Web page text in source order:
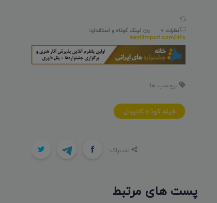
نظرات 0
لینک کوتاه و استاندارد:
iranfilmport.com/1168
برچسب ها:
فيلم کوتاه کانيبال
اشتراک:
پست های مرتبط